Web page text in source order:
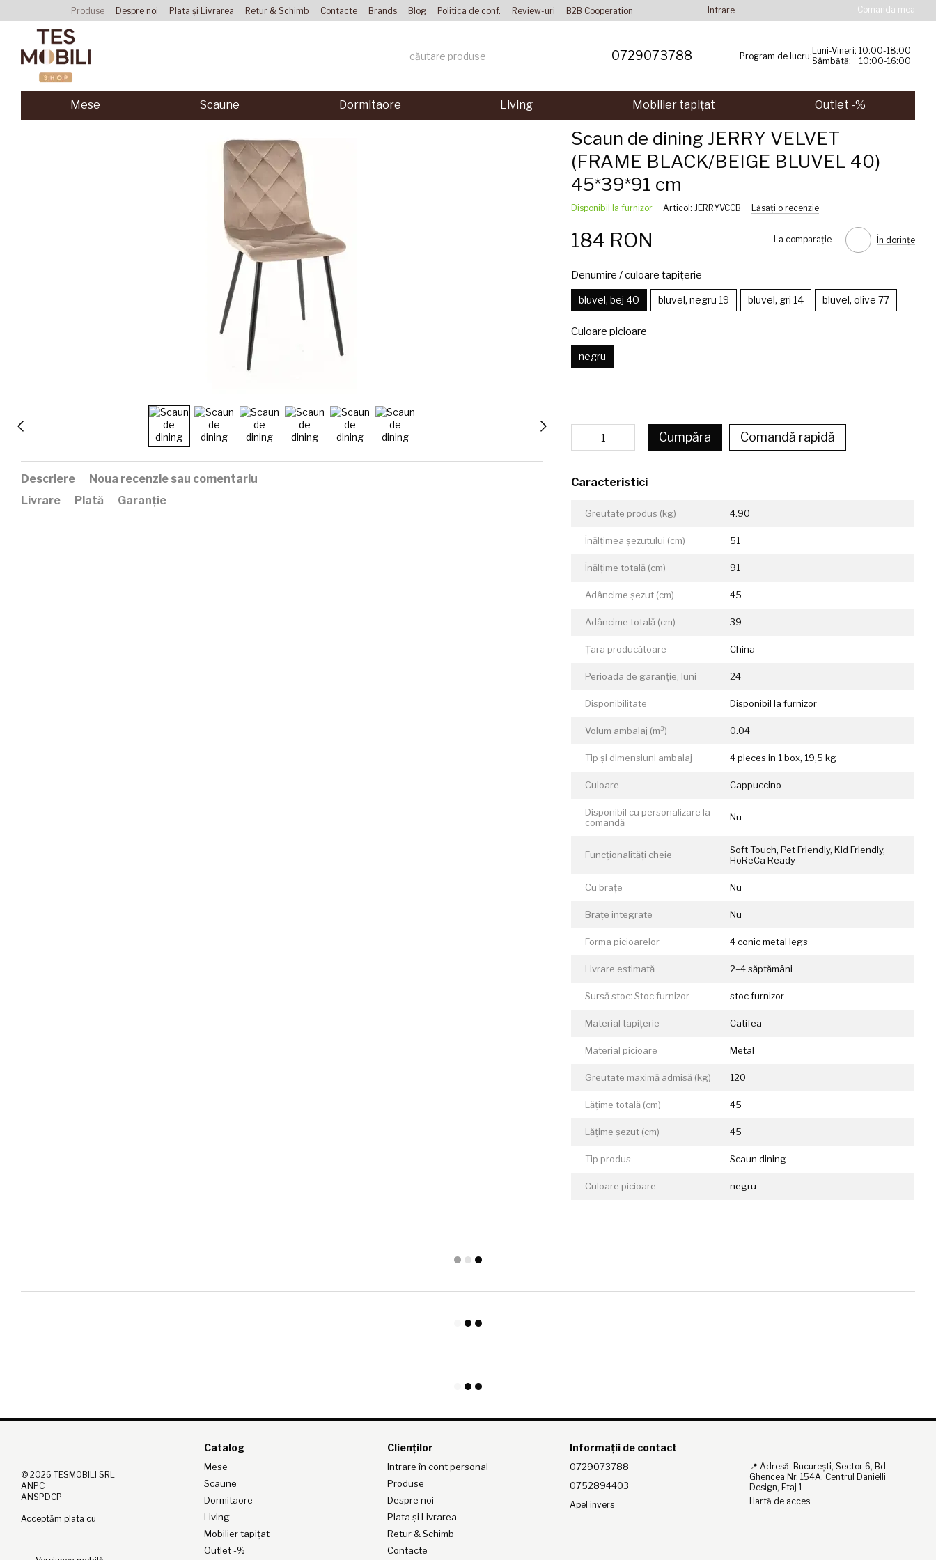
Mergi la conținutul principal
Produse Despre noi Plata și Livrarea Retur & Schimb Contacte Brands Blog Politica de conf. Review-uri
B2B Cooperation
Acordul utilizatorului
Intrare Comanda mea
0729073788 Program de lucru: Luni-Vineri: 10:00-18:00
Sâmbătă: 10:00-16:00
Mese Scaune Dormitaore Living Mobilier tapițat Outlet -%
Descriere
Noua recenzie sau comentariu
Livrare
Plată Garanție
Scaun de dining JERRY VELVET
(FRAME BLACK/BEIGE BLUVEL 40)
45*39*91 cm
Disponibil la furnizor Articol: JERRYVCCB Lăsați o recenzie
184 RON La comparație În dorințe
Denumire / culoare tapițerie
bluvel, bej 40 bluvel, negru 19 bluvel, gri 14 bluvel, olive 77
Culoare picioare
negru
Cumpăra Comandă rapidă
Caracteristici
Greutate produs (kg) 4.90
Înălțimea șezutului (сm) 51
Înălțime totală (cm) 91
Adâncime șezut (cm) 45
Adâncime totală (cm) 39
Țara producătoare China
Perioada de garanție, luni 24
Disponibilitate Disponibil la furnizor
Volum ambalaj (m³) 0.04
Tip și dimensiuni ambalaj 4 pieces in 1 box, 19,5 kg
Culoare Сappuccino
Disponibil cu personalizare la
comandă
Nu
Funcționalități cheie
Soft Touch, Pet Friendly, Kid Friendly,
HoReCa Ready
Cu brațe Nu
Brațe integrate Nu
Forma picioarelor 4 conic metal legs
Livrare estimată 2–4 săptămâni
Sursă stoc: Stoc furnizor stoc furnizor
Material tapițerie Catifea
Material picioare Metal
Greutate maximă admisă (kg) 120
Lățime totală (cm) 45
Lățime șezut (cm) 45
Tip produs Scaun dining
Culoare picioare negru
© 2026 TESMOBILI SRL
ANPC
ANSPDCP
Acceptăm plata cu
Catalog
Mese
Scaune
Dormitaore
Living
Mobilier tapițat
Outlet -%
Clienților
Intrare în cont personal
Produse
Despre noi
Plata și Livrarea
Retur & Schimb
Contacte
Informații de contact
0729073788
0752894403
Apel invers
📍 Adresă: București, Sector 6, Bd.
Ghencea Nr. 154A, Centrul Danielli
Design, Etaj 1
Hartă de acces